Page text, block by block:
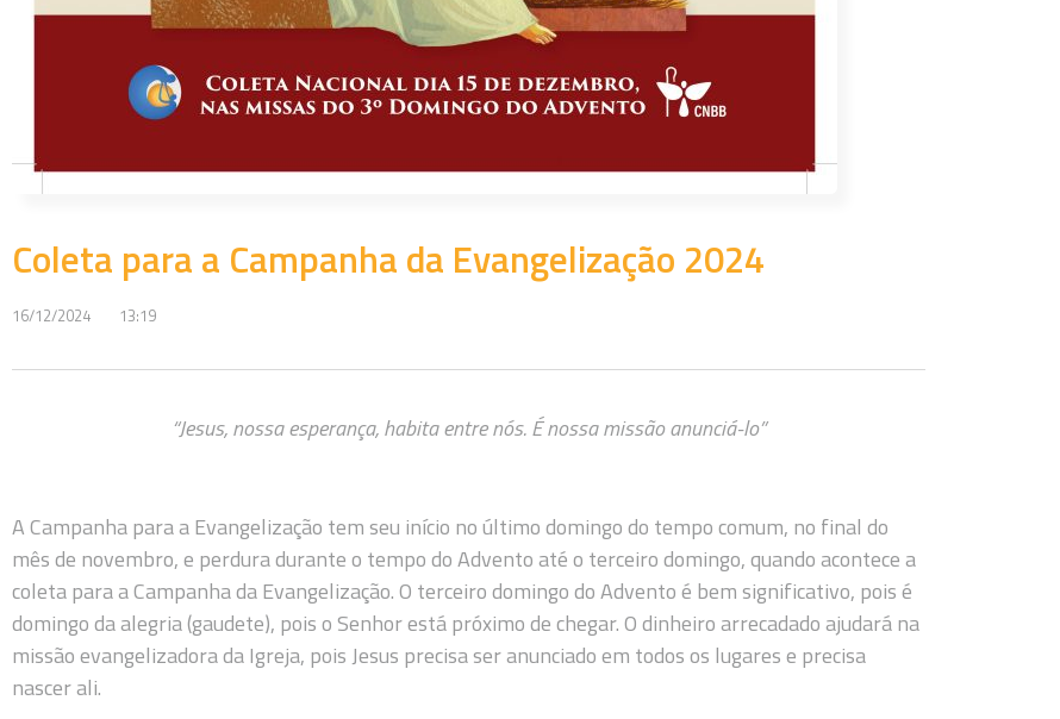
Coleta para a Campanha da Evangelização 2024
16/12/2024 13:19
“Jesus, nossa esperança, habita entre nós. É nossa missão anunciá-lo”
A Campanha para a Evangelização tem seu início no último domingo do tempo comum, no final do
mês de novembro, e perdura durante o tempo do Advento até o terceiro domingo, quando acontece a
coleta para a Campanha da Evangelização. O terceiro domingo do Advento é bem significativo, pois é
domingo da alegria (gaudete), pois o Senhor está próximo de chegar. O dinheiro arrecadado ajudará na
missão evangelizadora da Igreja, pois Jesus precisa ser anunciado em todos os lugares e precisa
nascer ali.